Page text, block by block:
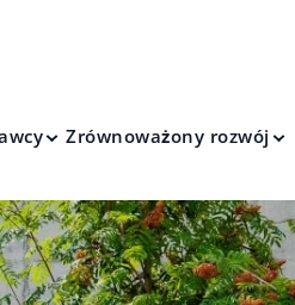
Zrównoważony rozwój